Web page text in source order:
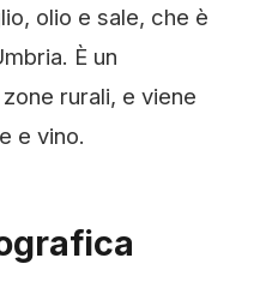
olio e sale, che è
È un
rurali, e viene
e vino.